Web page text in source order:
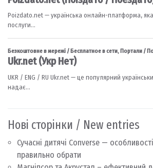
Нові сторінки / New entries
Сучасні дитячі Converse —
правильно обрати